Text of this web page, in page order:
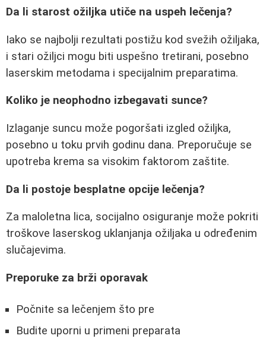
Da li starost ožiljka utiče na uspeh lečenja?
Iako se najbolji rezultati postižu kod svežih ožiljaka,
i stari ožiljci mogu biti uspešno tretirani, posebno
laserskim metodama i specijalnim preparatima.
Koliko je neophodno izbegavati sunce?
Izlaganje suncu može pogoršati izgled ožiljka,
posebno u toku prvih godinu dana. Preporučuje se
upotreba krema sa visokim faktorom zaštite.
Da li postoje besplatne opcije lečenja?
Za maloletna lica, socijalno osiguranje može pokriti
troškove laserskog uklanjanja ožiljaka u određenim
slučajevima.
Preporuke za brži oporavak
Počnite sa lečenjem što pre
Budite uporni u primeni preparata